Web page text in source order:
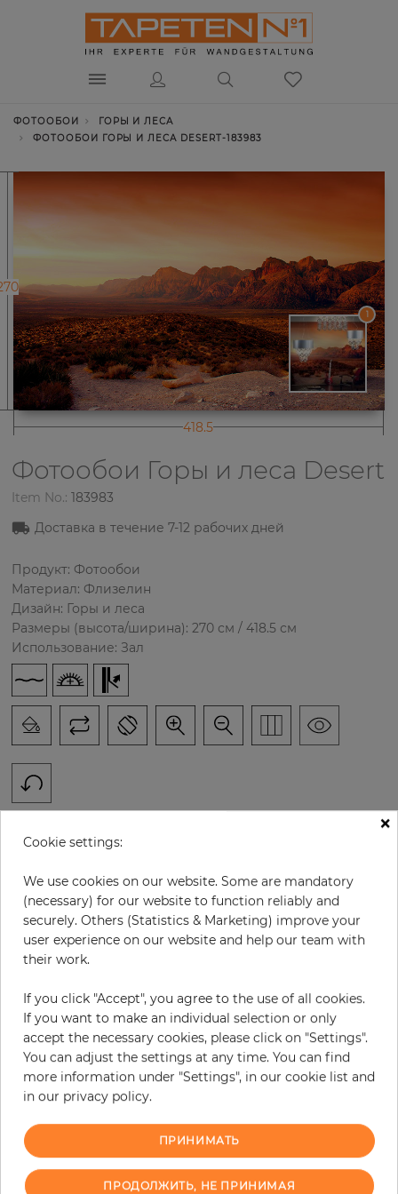
ФОТООБОИ
ГОРЫ И ЛЕСА
ФОТООБОИ ГОРЫ И ЛЕСА DESERT-183983
1
418.5
Фотообои Горы и леса Desert
Item No.: 183983
Доставка в течение7-12 рабочих дней
Продукт: Фотообои
Материал: Флизелин
Дизайн: Горы и леса
Размеры (высота/ширина): 270 см / 418.5 см
Использование: Зал
378,50 € за штуку
19% НДС включительно + Доставка
Цена за м² - 33,46 €
Do you need glue?
− +
В КОРЗИНУ
В связи с различными стандартами и техническими
характеристиками компьютерной техники, цвета и оттенки
иллюстрации могут отличаться от оригинала в той или иной степени.
×
Cookie settings:
We use cookies on our website. Some are mandatory
(necessary) for our website to function reliably and
securely. Others (Statistics & Marketing) improve your
user experience on our website and help our team with
their work.
If you click "Accept", you agree to the use of all cookies.
If you want to make an individual selection or only
accept the necessary cookies, please click on "Settings".
You can adjust the settings at any time. You can find
more information under "Settings", in our cookie list and
in our privacy policy.
ПРИНИМАТЬ
ПРОДОЛЖИТЬ, НЕ ПРИНИМАЯ